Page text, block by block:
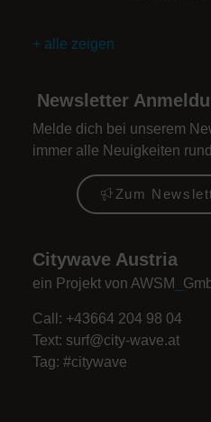
+ alle zeigen
Newsletter
Melde dich bei unserem
immer alle Neuigkeiten
Zum
Citywave Austria
ein Projekt von AWSM
Call: +43664 204 98 04
Text: surf@city-wave.at
Tag: #citywave